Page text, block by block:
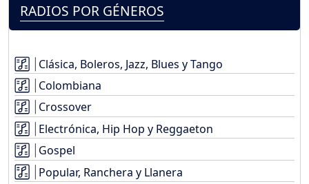
RADIOS POR GÉNEROS
Clásica, Boleros, Jazz, Blues y Tango
Colombiana
Crossover
Electrónica, Hip Hop y Reggaeton
Gospel
Popular, Ranchera y Llanera